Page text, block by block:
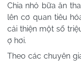
Chia nhỏ bữa ăn
lên cơ quan tiêu
cải thiện một số
ợ hơi.
Theo các chuyên